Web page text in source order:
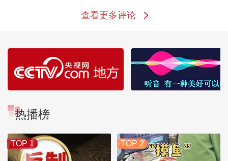
查看更多评论
热播榜
TOP 1 TOP 2